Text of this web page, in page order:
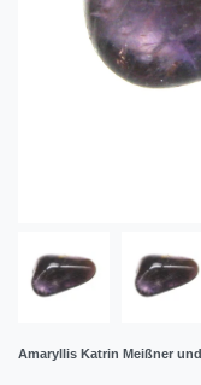
Amaryllis Katrin Meißner